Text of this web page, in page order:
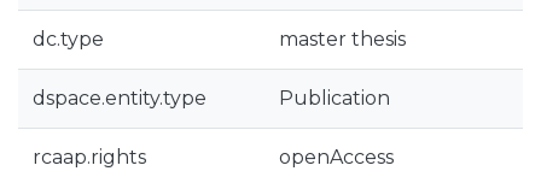
dc.type master thesis
dspace.entity.type Publication
rcaap.rights openAccess